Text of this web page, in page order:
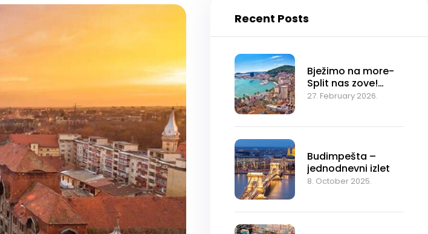
Recent Posts
Bježimo na more-
Split nas zove!
Specijalna ponuda:
27. February 2026.
Budimpešta –
jednodnevni izlet
8. October 2025.